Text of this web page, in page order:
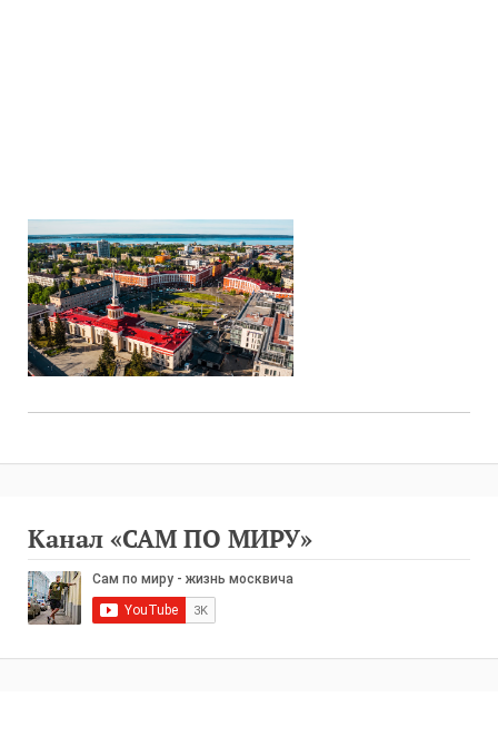
Канал «САМ ПО МИРУ»